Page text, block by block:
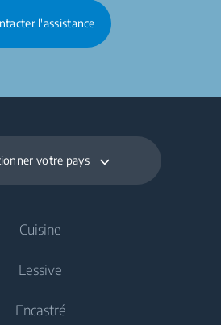
l'assistance
votre pays
Cuisine
Réfrigérateurs
Lessive
Encastré